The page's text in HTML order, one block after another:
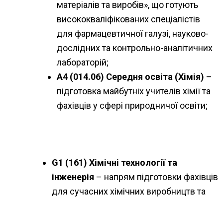
матеріалів та виробів», що готують
висококваліфікованих спеціалістів
для фармацевтичної галузі, науково-
дослідних та контрольно-аналітичних
лабораторій;
А4 (014.06) Середня освіта (Хімія) –
підготовка майбутніх учителів хімії та
фахівців у сфері природничої освіти;
G1 (161) Хімічні технології та
інженерія – напрям підготовки фахівців
для сучасних хімічних виробництв та